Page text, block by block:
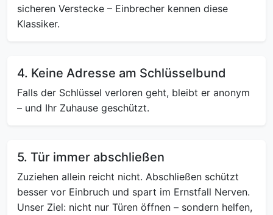
sicheren Verstecke – Einbrecher kennen diese
Klassiker.
4. Keine Adresse am Schlüsselbund
Falls der Schlüssel verloren geht, bleibt er anonym
– und Ihr Zuhause geschützt.
5. Tür immer abschließen
Zuziehen allein reicht nicht. Abschließen schützt
besser vor Einbruch und spart im Ernstfall Nerven.
Unser Ziel: nicht nur Türen öffnen – sondern helfen,